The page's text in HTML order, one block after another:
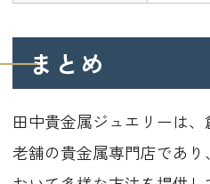
まとめ
田中貴金属ジュエリーは、
老舗の貴金属専門店であ